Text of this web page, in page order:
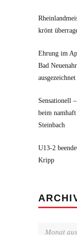
krönt
Ehrung im
Bad
ausgezeichnet
Sensationell
beim
Steinbach
U13-2
Kripp